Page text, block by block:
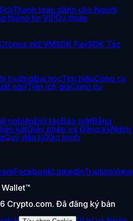
Thanh toán dành cho Người
thông tin VIPDự đoán
Cronos zkEVMSDK PaySDK Tác
trườngĐại họcTìm hiểuCông cụ
ngữTiện ích giáCông cụ
nghiệpĐối tácBảo mậtBằng
kếtGiấy phép và Đăng kýNiêm
Quỹ đầu tưXác minh
FacebookLinkedinTradingView
Crypto.com. Đã đăng ký bản